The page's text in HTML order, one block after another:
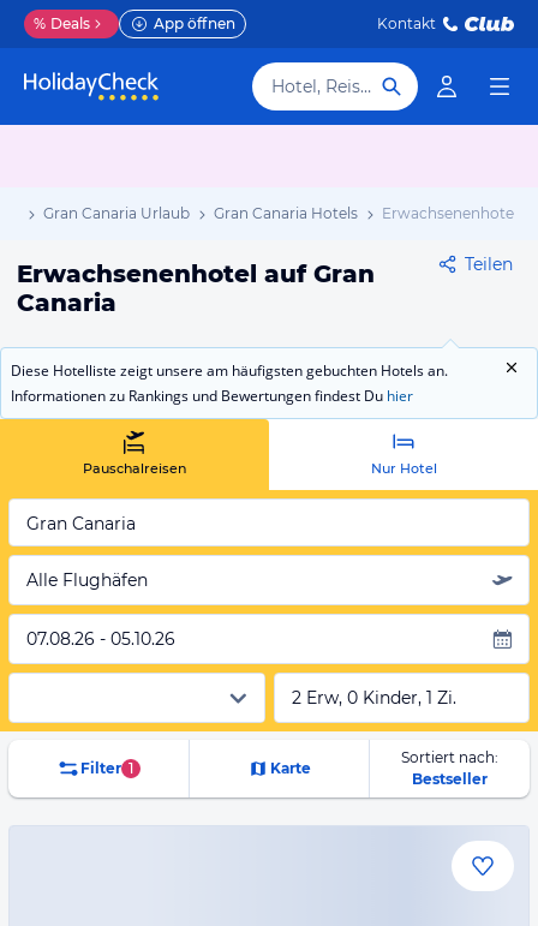
% Deals App öffnen Kontakt
Hotel, Reiseziel
Gran Canaria Urlaub Gran Canaria Hotels Erwachsenenhotel
Erwachsenenhotel auf Gran
Canaria
Teilen
Diese Hotelliste zeigt unsere am häufigsten gebuchten Hotels an.
Informationen zu Rankings und Bewertungen findest Du hier
Pauschalreisen Nur Hotel
Gran Canaria
Alle Flughäfen
07.08.26 - 05.10.26
2 Erw, 0 Kinder, 1 Zi.
Filter 1 Karte
Sortiert nach:
Bestseller